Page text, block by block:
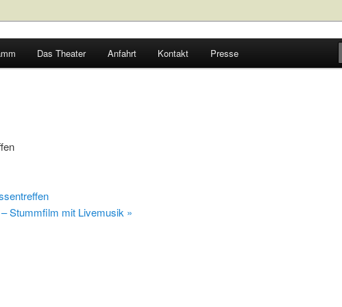
der Bergstrasse
Das Theater Anfahrt Kontakt Presse
Stummfilm mit Livemusik »